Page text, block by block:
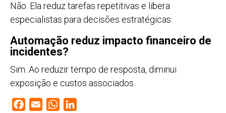
Não. Ela reduz tarefas repetitivas e libera
especialistas para decisões estratégicas.
Automação reduz impacto financeiro de
incidentes?
Sim. Ao reduzir tempo de resposta, diminui
exposição e custos associados.
Facebook
Email WhatsApp